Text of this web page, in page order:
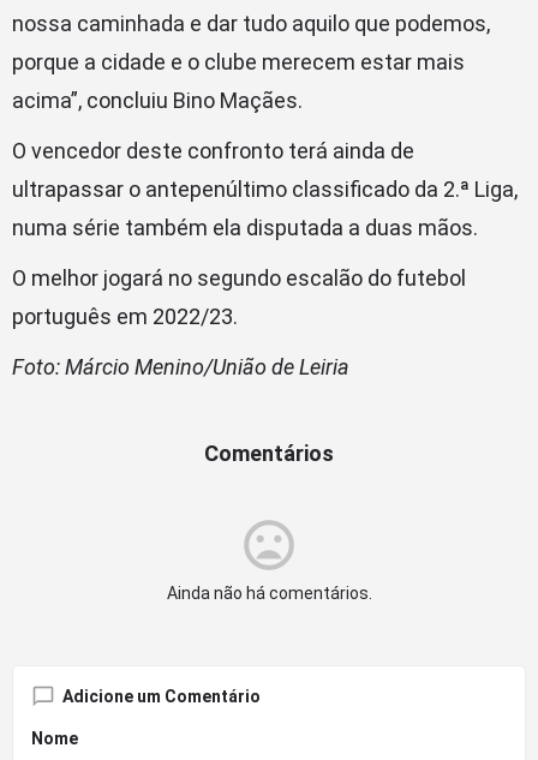
nossa caminhada e dar tudo aquilo que podemos,
porque a cidade e o clube merecem estar mais
acima”, concluiu Bino Maçães.
O vencedor deste confronto terá ainda de
ultrapassar o antepenúltimo classificado da 2.ª Liga,
numa série também ela disputada a duas mãos.
O melhor jogará no segundo escalão do futebol
português em 2022/23.
Foto: Márcio Menino/União de Leiria
Comentários
Ainda não há comentários.
Adicione um Comentário
Nome